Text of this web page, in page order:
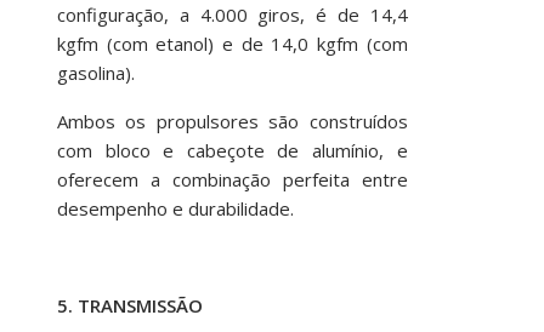
configuração, a 4.000 giros, é de 14,4
kgfm (com etanol) e de 14,0 kgfm (com
gasolina).
Ambos os propulsores são construídos
com bloco e cabeçote de alumínio, e
oferecem a combinação perfeita entre
desempenho e durabilidade.
5. TRANSMISSÃO